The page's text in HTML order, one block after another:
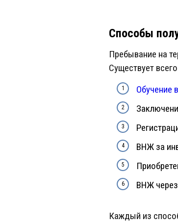
Способы
Пребывание на
Существует
Обучение
ВНЖ за
ВНЖ
Каждый из